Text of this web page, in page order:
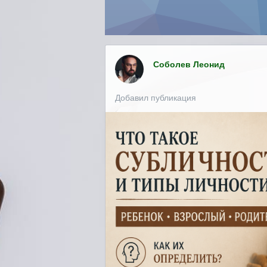
Соболев Леонид
Добавил публикация